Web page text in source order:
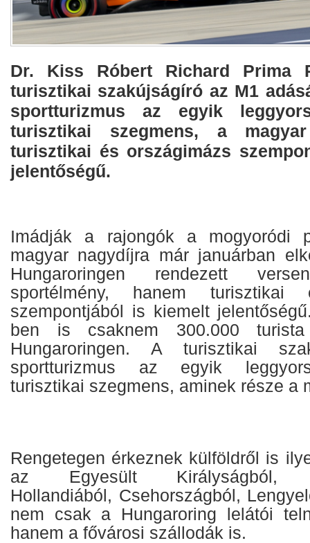
Dr. Kiss Róbert Richard Prima
turisztikai szakújságíró az M1
sportturizmus az egyik
turisztikai szegmens, a
turisztikai és országimázs
jelentőségű.
Imádják a rajongók a mogyoródi
magyar nagydíjra már januárban
Hungaroringen rendezett
sportélmény, hanem turisztikai
szempontjából is kiemelt
ben is csaknem 300.000
Hungaroringen. A turisztikai
sportturizmus az egyik
turisztikai szegmens, aminek része a
Rengetegen érkeznek külföldről is
az Egyesült Királyságból,
Hollandiából, Csehországból,
nem csak a Hungaroring lelátói
hanem a fővárosi szállodák is.